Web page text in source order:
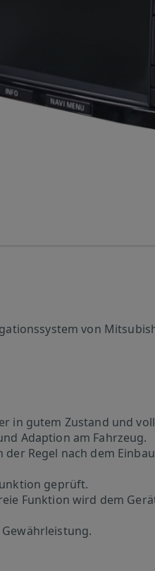
von
in gutem Zustand und
Adaption am Fahrzeug.
Regel nach dem
geprüft.
Funktion wird dem